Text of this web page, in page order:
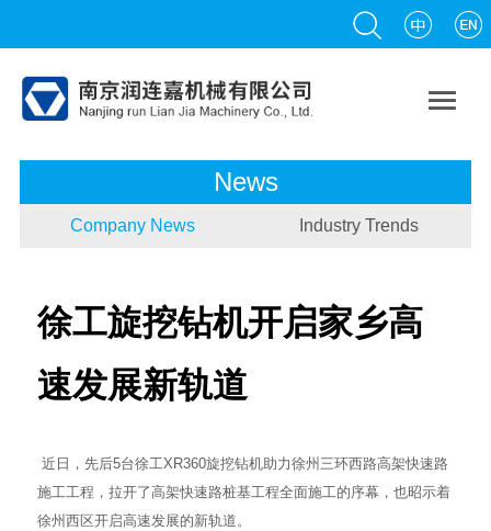

News
Company News Industry Trends
徐工旋挖钻机开启家乡高
速发展新轨道
近日，先后5台徐工XR360旋挖钻机助力徐州三环西路高架快速路
施工工程，拉开了高架快速路桩基工程全面施工的序幕，也昭示着
徐州西区开启高速发展的新轨道。